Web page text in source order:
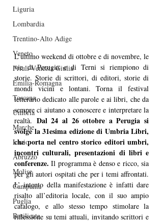
Liguria
Lombardia
Trentino-Alto Adige
Veneto
Friuli-Venezia Giulia
Emilia-Romagna
Toscana
Umbria
Marche
Lazio
Abruzzo
Molise
Campania
Puglia
Basilicata
L’ultimo weekend di ottobre e di novembre, le
vie di Perugia e di Terni si riempiono di
storie. Storie di scrittori, di editori, storie di
mondi vicini e lontani. Torna il festival
letterario dedicato alle parole e ai libri, che da
sempre ci aiutano a conoscere e interpretare la
realtà. Dal 24 al 26 ottobre a Perugia si
svolge la 31esima edizione di Umbria Libri,
che porta nel centro storico editori umbri,
incontri culturali, presentazioni di libri e
conferenze. Il programma è denso e ricco, sia
per gli autori ospitati che per i temi affrontati.
L’ intento della manifestazione è infatti dare
risalto all’editoria locale, con il suo ampio
catalogo, e allo stesso tempo stimolare la
riflessione su temi attuali, invitando scrittori e